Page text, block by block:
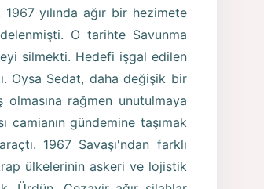
1967 yılında ağır bir hezimete
O tarihte Savunma
silmekti. Hedefi işgal edilen
Oysa Sedat, daha değişik bir
rağmen unutulmaya
camianın gündemine taşımak
1967 Savaşı'ndan farklı
ülkelerinin askeri ve lojistik